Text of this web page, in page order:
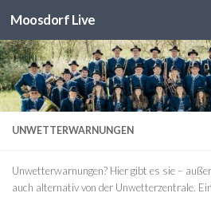
Unter dem Inhalt
Moosdorf Live
UNWETTERWARNUNGEN
Unwetterwarnungen? Hier gibt es sie –
auch alternativ von der Unwetterzentrale.